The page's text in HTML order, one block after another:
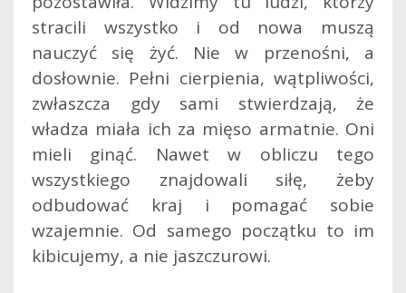
stracili wszystko i od nowa muszą
nauczyć się żyć. Nie w przenośni, a
dosłownie. Pełni cierpienia, wątpliwości,
zwłaszcza gdy sami stwierdzają, że
władza miała ich za mięso armatnie. Oni
mieli ginąć. Nawet w obliczu tego
wszystkiego znajdowali siłę, żeby
odbudować kraj i pomagać sobie
wzajemnie. Od samego początku to im
kibicujemy, a nie jaszczurowi.